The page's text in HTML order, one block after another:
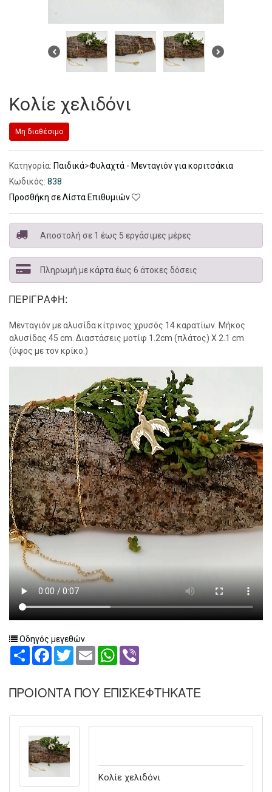
Κολίε χελιδόνι
Μη διαθέσιμο
Κατηγορία: Παιδικά>Φυλαχτά - Μενταγιόν για κοριτσάκια
Κωδικός: 838
Προσθήκη σε Λίστα Επιθυμιών
Αποστολή σε 1 έως 5 εργάσιμες μέρες
Πληρωμή με κάρτα έως 6 άτοκες δόσεις
ΠΕΡΙΓΡΑΦΉ:
Μενταγιόν με αλυσίδα κίτρινος χρυσός 14 καρατίων. Μήκος
αλυσίδας 45 cm. Διαστάσεις μοτίφ 1.2cm (πλάτος) Χ 2.1 cm
(ύψος με τον κρίκο.)
Οδηγός μεγεθών
Share FacebookTwitterEmail WhatsApp
ΠΡΟΙΟΝΤΑ ΠΟΥ ΕΠΙΣΚΕΦΤΗΚΑΤΕ
Κολίε χελιδόνι